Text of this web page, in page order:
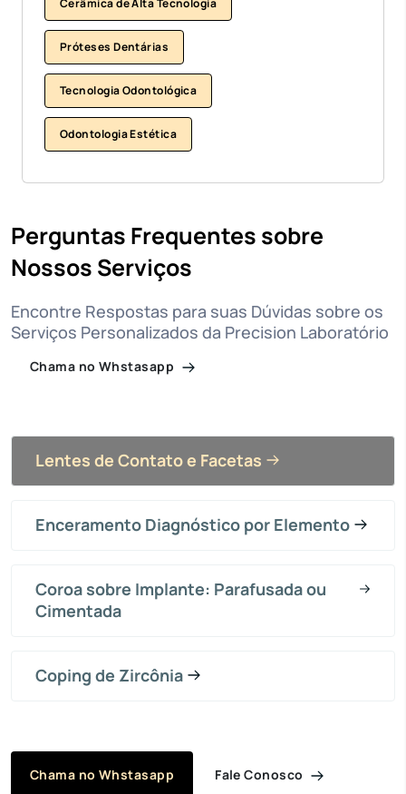
Próteses Dentárias
Tecnologia Odontológica
Odontologia Estética
Perguntas Frequentes sobre
Nossos Serviços
Encontre Respostas para suas Dúvidas sobre os
Serviços Personalizados da Precision Laboratório
Chama no Whstasapp
Lentes de Contato e Facetas
Enceramento Diagnóstico por Elemento
Coroa sobre Implante: Parafusada ou
Cimentada
Coping de Zircônia
Chama no Whstasapp Fale Conosco